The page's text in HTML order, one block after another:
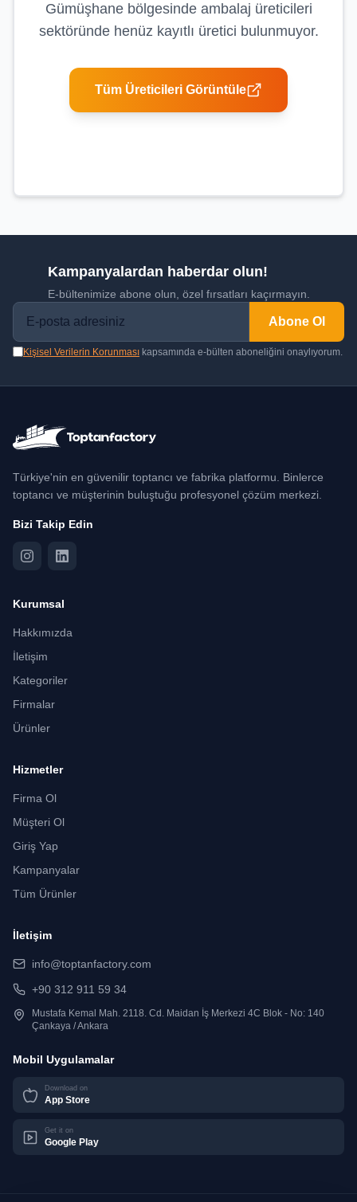
Gümüşhanebölgesinde ambalaj üreticileri
sektöründe henüz kayıtlı üretici bulunmuyor.
Tüm Üreticileri Görüntüle
Kampanyalardan haberdar olun!
E-bültenimize abone olun, özel fırsatları kaçırmayın.
Abone Ol
Kişisel Verilerin Korunması kapsamında e-bülten aboneliğini onaylıyorum.
Türkiye'nin en güvenilir toptancı ve fabrika platformu. Binlerce
toptancı ve müşterinin buluştuğu profesyonel çözüm merkezi.
Bizi Takip Edin
Kurumsal
Hakkımızda
İletişim
Kategoriler
Firmalar
Ürünler
Hizmetler
Firma Ol
Müşteri Ol
Giriş Yap
Kampanyalar
Tüm Ürünler
İletişim
info@toptanfactory.com
+90 312 911 59 34
Mustafa Kemal Mah. 2118. Cd. Maidan İş Merkezi 4C Blok - No: 140
Çankaya / Ankara
Mobil Uygulamalar
Download on
App Store
Get it on
Google Play